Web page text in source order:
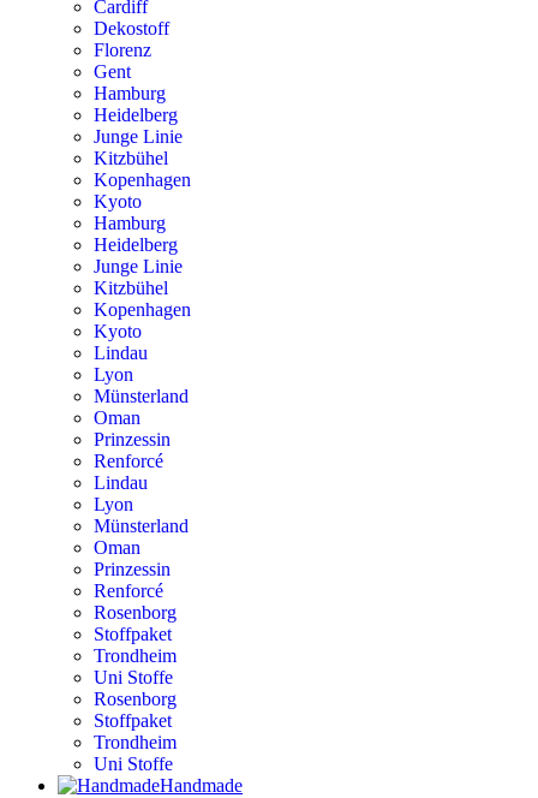
Cardiff
Dekostoff
Florenz
Gent
Hamburg
Heidelberg
Junge Linie
Kitzbühel
Kopenhagen
Kyoto
Hamburg
Heidelberg
Junge Linie
Kitzbühel
Kopenhagen
Kyoto
Lindau
Lyon
Münsterland
Oman
Prinzessin
Renforcé
Lindau
Lyon
Münsterland
Oman
Prinzessin
Renforcé
Rosenborg
Stoffpaket
Trondheim
Uni Stoffe
Rosenborg
Stoffpaket
Trondheim
Uni Stoffe
Handmade